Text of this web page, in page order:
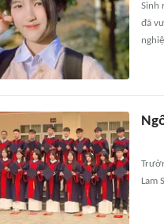
Sinh
đã
Lam